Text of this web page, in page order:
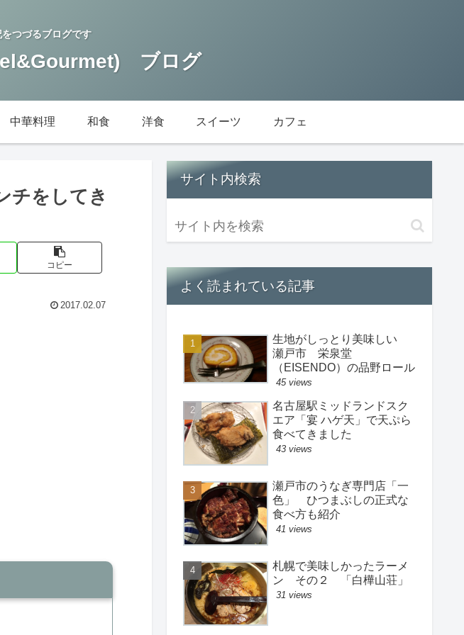
つづるブログです
ブログ
中華料理 和食 洋食 スイーツ カフェ
をしてき
コピー
2017.02.07
サイト内検索
よく読まれている記事
生地がしっとり美味しい
瀬戸市 栄泉堂
（EISENDO）の品野ロール
45 views
名古屋駅ミッドランドスク
エア「宴 ハゲ天」で天ぷら
食べてきました
43 views
瀬戸市のうなぎ専門店「一
色」 ひつまぶしの正式な
食べ方も紹介
41 views
札幌で美味しかったラーメ
ン その２ 「白樺山荘」
31 views